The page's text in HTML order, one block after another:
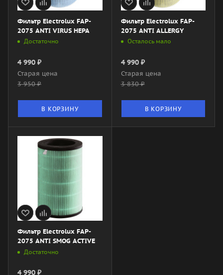
Фильтр Electrolux FAP-
2075 ANTI VIRUS HEPA
Достаточно
4 990 ₽
Старая цена
3 950₽
В КОРЗИНУ
Фильтр Electrolux FAP-
2075 ANTI ALLERGY
Осталось мало
4 990₽
Старая цена
3 830₽
В КОРЗИНУ
Фильтр Electrolux FAP-
2075 ANTI SMOG ACTIVE
Достаточно
4 990 ₽